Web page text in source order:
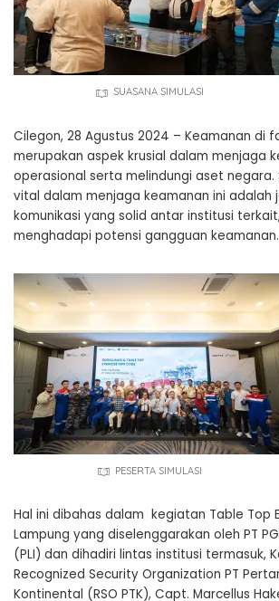
SUASANA SIMULASI
Cilegon, 28 Agustus 2024 – Keamanan di
merupakan aspek krusial dalam menjaga
operasional serta melindungi aset negara.
vital dalam menjaga keamanan ini adalah
komunikasi yang solid antar institusi
menghadapi potensi gangguan keamanan.
PESERTA SIMULASI
Hal ini dibahas dalam kegiatan Table Top
Lampung yang diselenggarakan oleh PT
(PLI) dan dihadiri lintas institusi termasuk,
Recognized Security Organization PT
Kontinental (RSO PTK), Capt. Marcellus